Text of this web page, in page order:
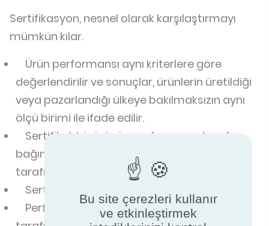
Sertifikasyon, nesnel olarak karşılaştırmayı
mümkün kılar.
Ürün performansı aynı kriterlere göre
değerlendirilir ve sonuçlar, ürünlerin üretildiği
veya pazarlandığı ülkeye bakılmaksızın aynı
ölçü birimi ile ifade edilir.
Sertifikalı bir ürünün performansı tarafsız,
bağımsız ve yetkin bir akredite kuruluş
tarafından doğrulanır.
Sertifikalı ürünler standartlara uygundur.
Performansı onaylanan bir ürün, üretici
Bu site çerezleri kullanır
ve etkinleştirmek